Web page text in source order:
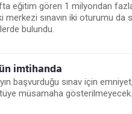
eğitim gören 1 milyondan
sınavın iki oturumu da
bulundu.
imtihanda
başvurduğu sınav için
müsamaha